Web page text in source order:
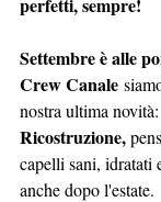
Settembre è alle
Crew Canale
nostra ultima
Ricostruzione,
capelli sani, idratati
anche dopo l'estate.